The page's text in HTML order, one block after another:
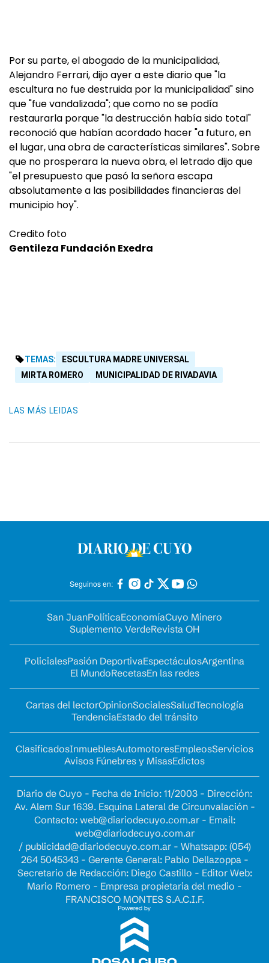
Por su parte, el abogado de la municipalidad,
Alejandro Ferrari, dijo ayer a este diario que "la
escultura no fue destruida por la municipalidad" sino
que "fue vandalizada"; que como no se podía
restaurarla porque "la destrucción había sido total"
reconoció que habían acordado hacer "a futuro, en
el lugar, una obra de características similares". Sobre
que no prosperara la nueva obra, el letrado dijo que
"el presupuesto que pasó la señora escapa
absolutamente a las posibilidades financieras del
municipio hoy".
Credito foto
Gentileza Fundación Exedra
TEMAS:
ESCULTURA MADRE UNIVERSAL
MIRTA ROMERO
MUNICIPALIDAD DE RIVADAVIA
LAS MÁS LEIDAS
Seguinos en:
San JuanPolíticaEconomíaCuyo Minero
Suplemento VerdeRevista OH
PolicialesPasión DeportivaEspectáculosArgentina
El MundoRecetasEn las redes
Cartas del lectorOpinionSocialesSaludTecnología
TendenciaEstado del tránsito
ClasificadosInmueblesAutomotoresEmpleosServicios
Avisos Fúnebres y MisasEdictos
Diario de Cuyo - Fecha de Inicio: 11/2003 - Dirección:
Av. Alem Sur 1639. Esquina Lateral de Circunvalación -
Contacto: web@diariodecuyo.com.ar- Email:
web@diariodecuyo.com.ar
/ publicidad@diariodecuyo.com.ar- Whatsapp: (054)
264 5045343 - Gerente General: Pablo Dellazoppa -
Secretario de Redacción: Diego Castillo - Editor Web:
Mario Romero - Empresa propietaria del medio -
FRANCISCO MONTES S.A.C.I.F.